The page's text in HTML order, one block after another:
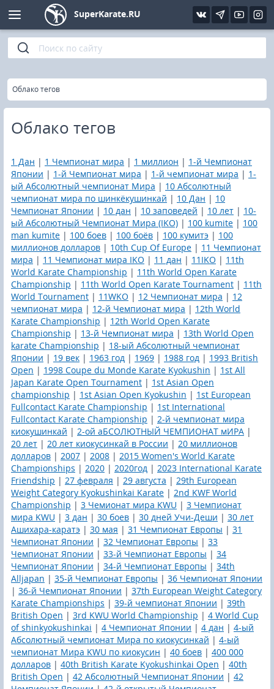
SuperKarate.RU
Главная
»
Облако тегов
Облако тегов
1 Дан | 1 Чемпионат мира | 1 миллион | 1-й Чемпионат
Японии | 1-й Чемпионат мира | 1-й чемпионат мира | 1-
ый Абсолютный чемпионат Мира | 10 Абсолютный
чемпионат мира по шинкёкушинкай | 10 Дан | 10
Чемпионат Японии | 10 дан | 10 заповедей | 10 лет | 10-
ый Абсолютный Чемпионат Мира (IKO) | 100 kumite | 100
man kumite | 100 боев | 100 боёв | 100 кумитэ | 100
миллионов долларов | 10th Cup Of Europe | 11 Чемпионат
мира | 11 Чемпионат мира IKO | 11 дан | 11IKO | 11th
World Karate Championship | 11th World Open Karate
Championship | 11th World Open Karate Tournament | 11th
World Tournament | 11WKO | 12 Чемпионат мира | 12
чемпионат мира | 12-й Чемпионат мира | 12th World
Karate Championship | 12th World Open Karate
Championship | 13-й Чемпионат мира | 13th World Open
karate Championship | 18-ый Абсолютный чемпионат
Японии | 19 век | 1963 год | 1969 | 1988 год | 1993 British
Open | 1998 Coupe du Monde Karate Kyokushin | 1st All
Japan Karate Open Tournament | 1st Asian Open
championship | 1st Asian Open Kyokushin | 1st European
Fullcontact Karate Championship | 1st International
Fullcontact Karate Championship | 2-й чемпионат мира
киокушинкай | 2-ой аБСОЛЮТНЫЙ ЧЕМПИОНАТ мИРА |
20 лет | 20 лет киокусинкай в России | 20 миллионов
долларов | 2007 | 2008 | 2015 Women's World Karate
Championships | 2020 | 2020год | 2023 International Karate
Friendship | 27 февраля | 29 августа | 29th European
Weight Category Kyokushinkai Karate | 2nd KWF World
Championship | 3 Чемионат мира KWU | 3 Чемпионат
мира KWU | 3 дан | 30 боев | 30 дней Учи-Деши | 30 лет
Ашихара-каратэ | 30 мая | 31 Чемпионат Европы | 31
Чемпионат Японии | 32 Чемпионат Европы | 33
Чемпионат Японии | 33-й Чемпионат Европы | 34
Чемпионат Японии | 34-й Чемпионат Европы | 34th
Alljapan | 35-й Чемпионат Европы | 36 Чемпионат Японии
| 36-й Чемпионат Японии | 37th European Weight Category
Karate Championships | 39-й чемпионат Японии | 39th
British Open | 3rd KWU World Championship | 4 World Cup
of shinkyokushinkai | 4 Чемпионат Японии | 4 дан | 4-ый
Абсолютный чемпионат Мира по киокусинкай | 4-ый
чемпионат Мира KWU по киокусин | 40 боев | 400 000
долларов | 40th British Karate Kyokushinkai Open | 40th
British Open | 42 Абсолютный Чемпионат Японии | 42
Киокушинкай
Кёкусин (IFK)
Шинкиокушинкай
Кикбоксинг и K-1
Бокс
UFC и MMA
Муай тай
Фото
Видео
Интервью
Статьи
Уроки каратэ
Файлы
Библиотека